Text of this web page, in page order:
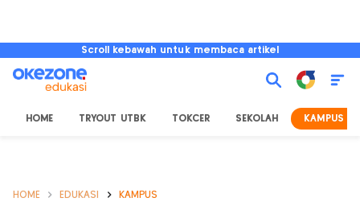
Scroll kebawah untuk membaca artikel
HOME TRYOUT UTBK TOKCER SEKOLAH KAMPUS
HOME EDUKASI KAMPUS